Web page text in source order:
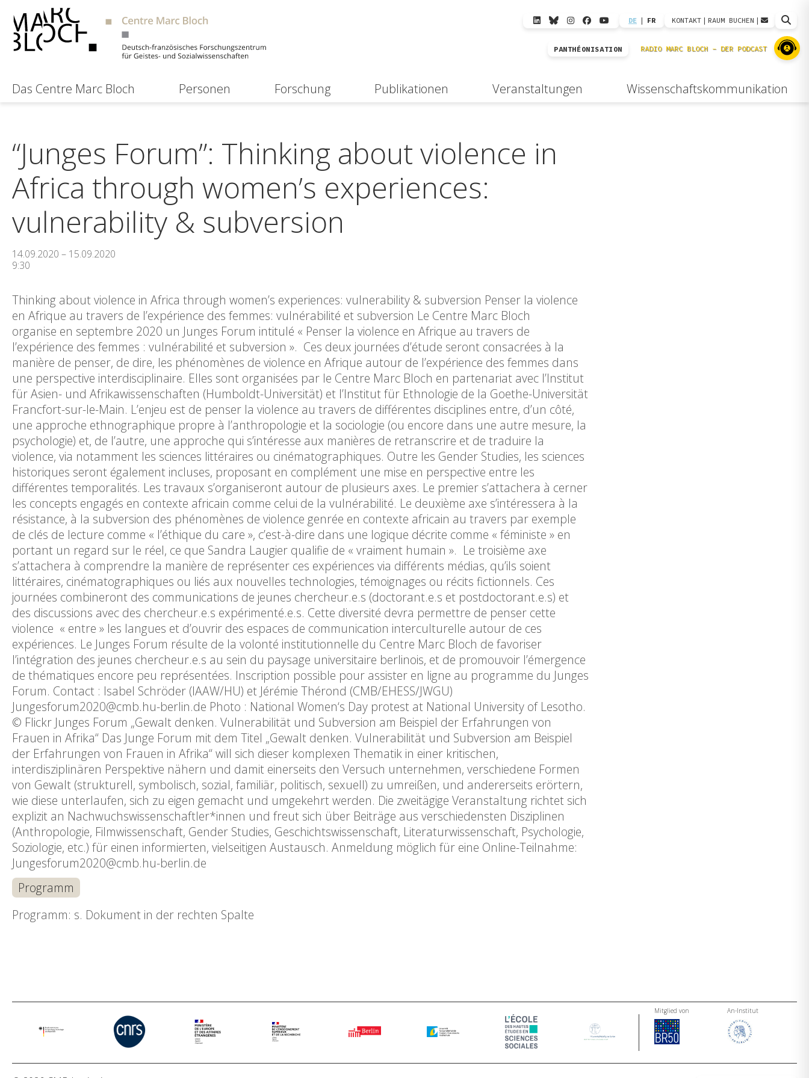
DE | FR KONTAKT | RAUM BUCHEN |
PANTHÉONISATION
Das Centre Marc Bloch Personen Forschung Publikationen Veranstaltungen Wissenschaftskommunikation
“Junges Forum”: Thinking about violence in
Africa through women’s experiences:
vulnerability & subversion
14.09.2020 – 15.09.2020
9:30
Thinking about violence in Africa through women’s experiences: vulnerability & subversion Penser la violence
en Afrique au travers de l’expérience des femmes: vulnérabilité et subversion Le Centre Marc Bloch
organise en septembre 2020 un Junges Forum intitulé « Penser la violence en Afrique au travers de
l’expérience des femmes : vulnérabilité et subversion ». Ces deux journées d’étude seront consacrées à la
manière de penser, de dire, les phénomènes de violence en Afrique autour de l’expérience des femmes dans
une perspective interdisciplinaire. Elles sont organisées par le Centre Marc Bloch en partenariat avec l’Institut
für Asien- und Afrikawissenschaften (Humboldt-Universität) et l’Institut für Ethnologie de la Goethe-Universität
Francfort-sur-le-Main. L’enjeu est de penser la violence au travers de différentes disciplines entre, d’un côté,
une approche ethnographique propre à l’anthropologie et la sociologie (ou encore dans une autre mesure, la
psychologie) et, de l’autre, une approche qui s’intéresse aux manières de retranscrire et de traduire la
violence, via notamment les sciences littéraires ou cinématographiques. Outre les Gender Studies, les sciences
historiques seront également incluses, proposant en complément une mise en perspective entre les
différentes temporalités. Les travaux s’organiseront autour de plusieurs axes. Le premier s’attachera à cerner
les concepts engagés en contexte africain comme celui de la vulnérabilité. Le deuxième axe s’intéressera à la
résistance, à la subversion des phénomènes de violence genrée en contexte africain au travers par exemple
de clés de lecture comme « l’éthique du care », c’est-à-dire dans une logique décrite comme « féministe » en
portant un regard sur le réel, ce que Sandra Laugier qualifie de « vraiment humain ». Le troisième axe
s’attachera à comprendre la manière de représenter ces expériences via différents médias, qu’ils soient
littéraires, cinématographiques ou liés aux nouvelles technologies, témoignages ou récits fictionnels. Ces
journées combineront des communications de jeunes chercheur.e.s (doctorant.e.s et postdoctorant.e.s) et
des discussions avec des chercheur.e.s expérimenté.e.s. Cette diversité devra permettre de penser cette
violence « entre » les langues et d’ouvrir des espaces de communication interculturelle autour de ces
expériences. Le Junges Forum résulte de la volonté institutionnelle du Centre Marc Bloch de favoriser
l’intégration des jeunes chercheur.e.s au sein du paysage universitaire berlinois, et de promouvoir l’émergence
de thématiques encore peu représentées. Inscription possible pour assister en ligne au programme du Junges
Forum. Contact : Isabel Schröder (IAAW/HU) et Jérémie Thérond (CMB/EHESS/JWGU)
Jungesforum2020@cmb.hu-berlin.de Photo : National Women‘s Day protest at National University of Lesotho.
© Flickr Junges Forum „Gewalt denken. Vulnerabilität und Subversion am Beispiel der Erfahrungen von
Frauen in Afrika“ Das Junge Forum mit dem Titel „Gewalt denken. Vulnerabilität und Subversion am Beispiel
der Erfahrungen von Frauen in Afrika“ will sich dieser komplexen Thematik in einer kritischen,
interdisziplinären Perspektive nähern und damit einerseits den Versuch unternehmen, verschiedene Formen
von Gewalt (strukturell, symbolisch, sozial, familiär, politisch, sexuell) zu umreißen, und andererseits erörtern,
wie diese unterlaufen, sich zu eigen gemacht und umgekehrt werden. Die zweitägige Veranstaltung richtet sich
explizit an Nachwuchswissenschaftler*innen und freut sich über Beiträge aus verschiedensten Disziplinen
(Anthropologie, Filmwissenschaft, Gender Studies, Geschichtswissenschaft, Literaturwissenschaft, Psychologie,
Soziologie, etc.) für einen informierten, vielseitigen Austausch. Anmeldung möglich für eine Online-Teilnahme:
Jungesforum2020@cmb.hu-berlin.de
Programm
Programm: s. Dokument in der rechten Spalte
Mitglied von An-Institut